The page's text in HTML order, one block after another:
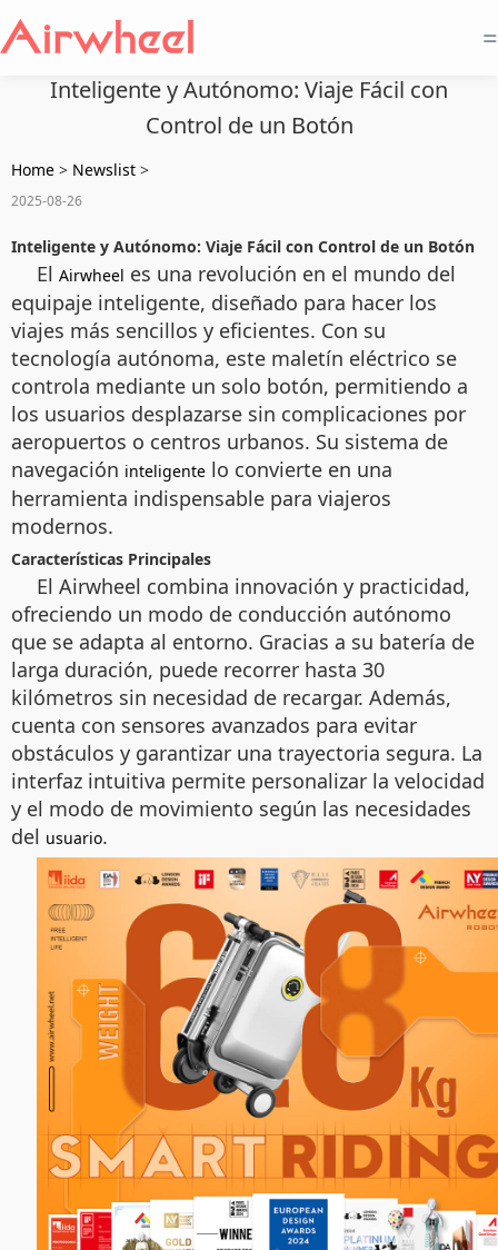
=
Inteligente y Autónomo: Viaje Fácil con
Control de un Botón
Home > Newslist >
2025-08-26
Inteligente y Autónomo: Viaje Fácil con Control de un Botón
El Airwheel es una revolución en el mundo del
equipaje inteligente, diseñado para hacer los
viajes más sencillos y eficientes. Con su
tecnología autónoma, este maletín eléctrico se
controla mediante un solo botón, permitiendo a
los usuarios desplazarse sin complicaciones por
aeropuertos o centros urbanos. Su sistema de
navegación inteligente lo convierte en una
herramienta indispensable para viajeros
modernos.
Características Principales
El Airwheel combina innovación y practicidad,
ofreciendo un modo de conducción autónomo
que se adapta al entorno. Gracias a su batería de
larga duración, puede recorrer hasta 30
kilómetros sin necesidad de recargar. Además,
cuenta con sensores avanzados para evitar
obstáculos y garantizar una trayectoria segura. La
interfaz intuitiva permite personalizar la velocidad
y el modo de movimiento según las necesidades
del usuario.